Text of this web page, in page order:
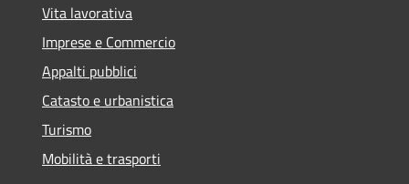
Vita lavorativa
Imprese e Commercio
Appalti pubblici
Catasto e urbanistica
Turismo
Mobilità e trasporti